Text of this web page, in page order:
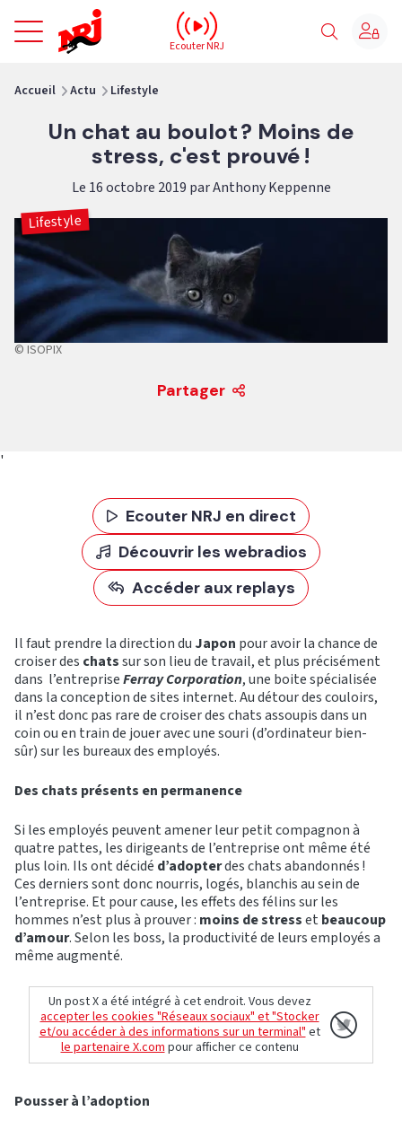
NRJ - Accueil
Ecouter NRJ
Accueil Actu Lifestyle
Un chat au boulot ? Moins de
stress, c'est prouvé !
Le 16 octobre 2019 par Anthony Keppenne
Lifestyle
© ISOPIX
Partager
'
Ecouter NRJ en direct
Découvrir les webradios
Accéder aux replays
Il faut prendre la direction du Japon pour avoir la chance de
croiser des chatssur son lieu de travail, et plus précisément
dans l’entrepriseFerray Corporation, une boite spécialisée
dans la conception de sites internet. Au détour des couloirs,
il n’est donc pas rare de croiser des chats assoupis dans un
coin ou en train de jouer avec une souri (d’ordinateur bien-
sûr) sur les bureaux des employés.
Des chats présents en permanence
Si les employés peuvent amener leur petit compagnon à
quatre pattes, les dirigeants de l’entreprise ont même été
plus loin. Ils ont décidé d’adopterdes chats abandonnés !
Ces derniers sont donc nourris, logés, blanchis au sein de
l’entreprise. Et pour cause, les effets des félins sur les
hommes n’est plus à prouver : moins de stresset beaucoup
d’amour. Selon les boss, la productivité de leurs employés a
même augmenté.
Un post X a été intégré à cet endroit. Vous devez
accepter les cookies "Réseaux sociaux" et "Stocker
et/ou accéder à des informations sur un terminal" et
le partenaire X.com pour afficher ce contenu
Pousser à l’adoption